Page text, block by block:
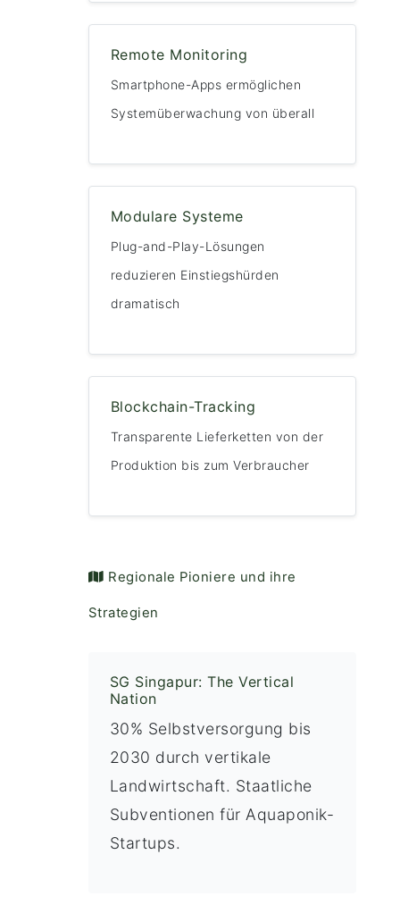
Remote Monitoring
Smartphone-Apps ermöglichen
Systemüberwachung von überall
Modulare Systeme
Plug-and-Play-Lösungen
reduzieren Einstiegshürden
dramatisch
Blockchain-Tracking
Transparente Lieferketten von der
Produktion bis zum Verbraucher
️ Regionale Pioniere und ihre
Strategien
SG Singapur: The Vertical
Nation
30% Selbstversorgung bis
2030 durch vertikale
Landwirtschaft. Staatliche
Subventionen für Aquaponik-
Startups.